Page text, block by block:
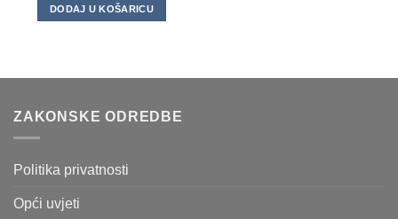
DODAJ U KOŠARICU
ZAKONSKE ODREDBE
Politika privatnosti
Opći uvjeti